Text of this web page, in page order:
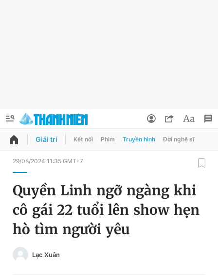
QUẢNG CÁO
Chuyên mục
Chuyên mục khác
Chào ngày mới
Đổi mật khẩu
Tin đã lưu
Giải trí Kết nối Phim Truyền hình Đời nghệ sĩ
29/08/2024 11:35 GMT+7
Quyền Linh ngỡ ngàng khi
cô gái 22 tuổi lên show hẹn
hò tìm người yêu
Lạc Xuân